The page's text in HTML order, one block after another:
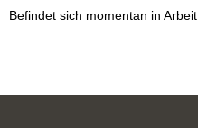
Befindet sich momentan in Arbeit.